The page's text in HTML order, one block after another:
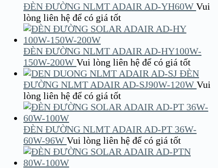
ĐÈN ĐƯỜNG NLMT ADAIR AD-YH60W Vui
lòng liên hệ để có giá tốt
ĐÈN ĐƯỜNG NLMT ADAIR AD-HY100W-
150W-200W Vui lòng liên hệ để có giá tốt
ĐÈN
ĐƯỜNG NLMT ADAIR AD-SJ90W-120W Vui
lòng liên hệ để có giá tốt
ĐÈN ĐƯỜNG NLMT ADAIR AD-PT 36W-
60W-96W Vui lòng liên hệ để có giá tốt